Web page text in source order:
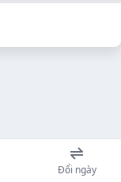
Đổi ngày